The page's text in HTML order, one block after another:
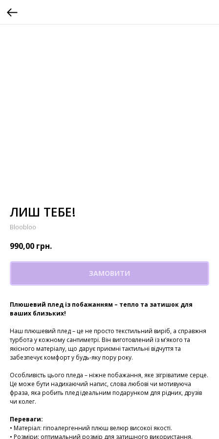
ЛИШ ТЕБЕ!
Bloobloo
990,00 грн.
ЗАМОВИТИ
Плюшевий плед із побажанням – тепло та затишок для
ваших близьких!
Наш плюшевий плед – це не просто текстильний виріб, а справжня
турбота у кожному сантиметрі. Він виготовлений із м’якого та
якісного матеріалу, що дарує приємні тактильні відчуття та
забезпечує комфорт у будь-яку пору року.
Особливість цього пледа – ніжне побажання, яке зігріватиме серце.
Це може бути надихаючий напис, слова любові чи мотивуюча
фраза, яка робить плед ідеальним подарунком для рідних, друзів
чи колег.
Переваги:
• Матеріал: гіпоалергенний плюш велюр високої якості.
• Розміри: оптимальний розмір для затишного використання.